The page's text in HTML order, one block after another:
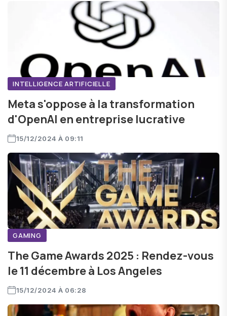
INTELLIGENCE ARTIFICIELLE
Meta s'oppose à la transformation
d'OpenAI en entreprise lucrative
15/12/2024 À 09:11
GAMING
The Game Awards 2025 : Rendez-vous
le 11 décembre à Los Angeles
15/12/2024 À 06:28